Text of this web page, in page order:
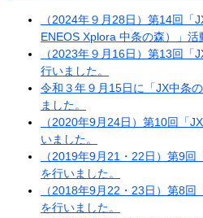
（2024年９月28日）第14回「
ENEOS Xplora 中条の森）」活
（2023年９月16日）第13回「
行いました。
令和３年９月15日に「JX中条
ました。
（2020年9月24日）第10回「
いました。
（2019年9月21・22日）第9
を行いました。
（2018年9月22・23日）第8
を行いました。